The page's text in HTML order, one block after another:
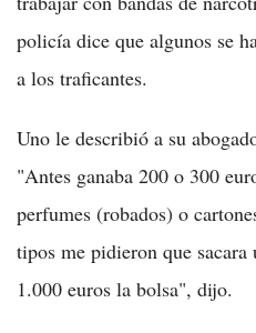
policía dice que algunos se
a los traficantes.
Uno le describió a su
"Antes ganaba 200 o 300
perfumes (robados) o
tipos me pidieron que
1.000 euros la bolsa", dijo.